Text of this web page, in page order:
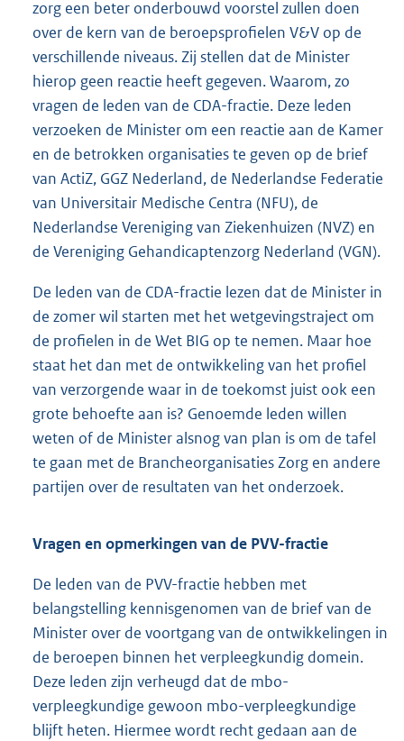
zorg een beter onderbouwd voorstel zullen doen
over de kern van de beroepsprofielen V&V op de
verschillende niveaus. Zij stellen dat de Minister
hierop geen reactie heeft gegeven. Waarom, zo
vragen de leden van de CDA-fractie. Deze leden
verzoeken de Minister om een reactie aan de Kamer
en de betrokken organisaties te geven op de brief
van ActiZ, GGZ Nederland, de Nederlandse Federatie
van Universitair Medische Centra (NFU), de
Nederlandse Vereniging van Ziekenhuizen (NVZ) en
de Vereniging Gehandicaptenzorg Nederland (VGN).
De leden van de CDA-fractie lezen dat de Minister in
de zomer wil starten met het wetgevingstraject om
de profielen in de Wet BIG op te nemen. Maar hoe
staat het dan met de ontwikkeling van het profiel
van verzorgende waar in de toekomst juist ook een
grote behoefte aan is? Genoemde leden willen
weten of de Minister alsnog van plan is om de tafel
te gaan met de Brancheorganisaties Zorg en andere
partijen over de resultaten van het onderzoek.
Vragen en opmerkingen van de PVV-fractie
De leden van de PVV-fractie hebben met
belangstelling kennisgenomen van de brief van de
Minister over de voortgang van de ontwikkelingen in
de beroepen binnen het verpleegkundig domein.
Deze leden zijn verheugd dat de mbo-
verpleegkundige gewoon mbo-verpleegkundige
blijft heten. Hiermee wordt recht gedaan aan de